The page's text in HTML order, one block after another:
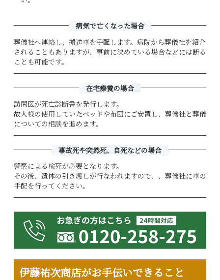
病気で亡くなった場合
葬儀社へ連絡し、搬送車を手配します。病院から葬儀社を紹介
されることもありますが、事前に決めている場合などには断る
ことも可能です。
在宅療養の場合
訪問医が死亡診断書を発行します。
故人様の使用していたベッドや布団にご安置し、葬儀社と葬儀
についての相談を進めます。
事故死や突然死、自死などの場合
警察による検死が必要となります。
その後、遺体の引き渡しが行なわれますので、、葬儀社に車の
手配を行ってください。
伊藤祐次商店がお手伝いできること